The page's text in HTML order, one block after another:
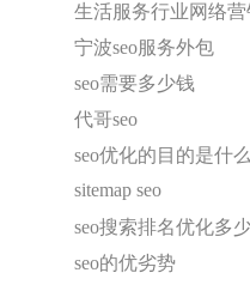
生活服务行业网络营
宁波seo服务外包
seo需要多少钱
代哥seo
seo优化的目的是什
sitemap seo
seo搜索排名优化多
seo的优劣势